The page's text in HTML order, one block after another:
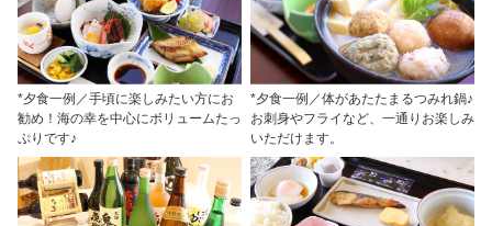
*夕食一例／手頃に楽しみたい方にお
勧め！海の幸を中心にボリュームたっ
ぷりです♪
*夕食一例／体があたたまるつみれ鍋♪
お刺身やフライなど、一通りお楽しみ
いただけます。